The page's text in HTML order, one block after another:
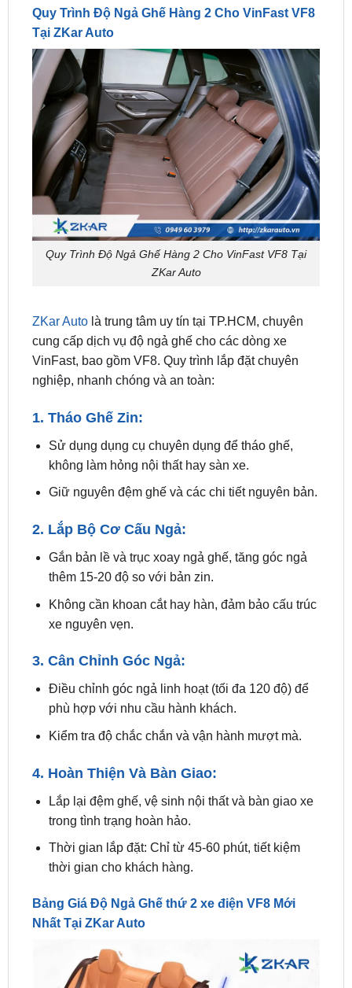
Quy Trình Độ Ngả Ghế Hàng 2 Cho VinFast VF8 Tại
ZKar Auto
là trung tâm uy tín tại TP.HCM, chuyên
VinFast, bao gồm VF8. Quy trình lắp đặt chuyên
nghiệp, nhanh chóng và an toàn:
1. Tháo Ghế Zin:
không làm hỏng nội thất hay sàn xe.
Giữ nguyên đệm ghế và các chi tiết nguyên bản.
2. Lắp Bộ Cơ Cấu Ngả:
thêm 15-20 độ so với bản zin.
Không cần khoan cắt hay hàn, đảm bảo cấu trúc
xe nguyên vẹn.
3. Cân Chỉnh Góc Ngả:
phù hợp với nhu cầu hành khách.
Kiểm tra độ chắc chắn và vận hành mượt mà.
4. Hoàn Thiện Và Bàn Giao:
trong tình trạng hoàn hảo.
Thời gian lắp đặt: Chỉ từ 45-60 phút, tiết kiệm
thời gian cho khách hàng.
Bảng Giá Độ Ngả Ghế thứ 2 xe điện VF8 Mới